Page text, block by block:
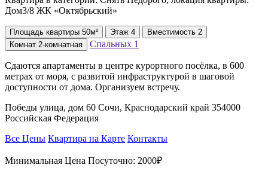
Дом3/8 ЖК «Октябрьский»
Площадь квартиры 50м² Этаж 4 Вместимость 2
Комнат 2-комнатная Спальных 1
Сдаются апартаменты в центре курортного посёлка, в 600
метрах от моря, с развитой инфраструктурой в шаговой
доступности от дома. Организуем встречу.
Победы улица, дом 60 Сочи, Краснодарский край 354000
Российская Федерация
Все Цены Квартира на Карте Контакты
Минимальная Цена Посуточно: 2000₽